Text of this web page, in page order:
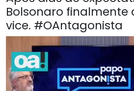
Bolsonaro finalmente
vice. #OAntagonista